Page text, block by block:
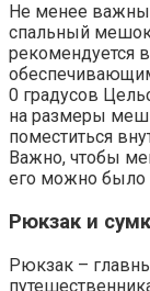
Не менее
спальный
рекомендуется
0 градусов
на размеры
поместиться
Важно, чтобы
его можно было
Рюкзак и
Рюкзак –